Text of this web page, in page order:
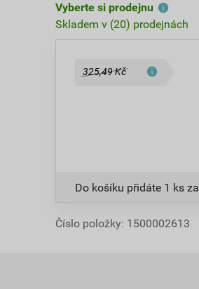
Vyberte si prodejnu
Skladem v (20) prodejnách
325,49 Kč
Do košíku přidáte 1 ks za
Číslo položky: 1500002613